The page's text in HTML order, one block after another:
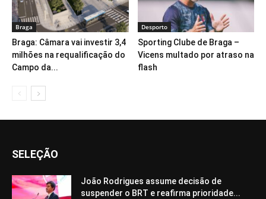
Braga
Braga: Câmara vai investir 3,4
milhões na requalificação do
Campo da...
Desporto
Sporting Clube de Braga –
Vicens multado por atraso na
flash
SELEÇÃO
João Rodrigues assume decisão de
suspender o BRT e reafirma prioridade...